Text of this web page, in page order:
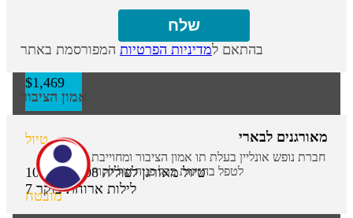
$1,469
טיול
מובטח
מאורגנים לבארי
10.08 -17.08טיול מאורגן לפוליה
7 לילות ארוחת בוקר
בהתאם למדיניות הפרטיות המפורסמת באתר
אמון הציבור
חברת נופש אונליין בעלת תו אמון הציבור ומחוייבת
לטפל בהגינות בכל פניה של לקוח